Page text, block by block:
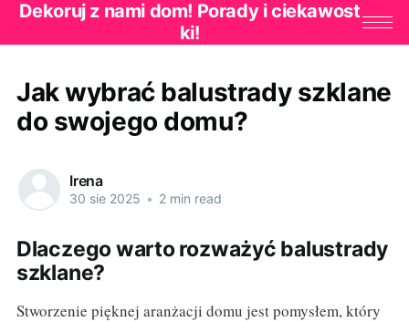
Dekoruj z nami dom! Porady i ciekawost
ki!
Jak wybrać balustrady szklane
do swojego domu?
Irena
30 sie 2025 • 2 min read
Dlaczego warto rozważyć balustrady
szklane?
Stworzenie pięknej aranżacji domu jest pomysłem, który